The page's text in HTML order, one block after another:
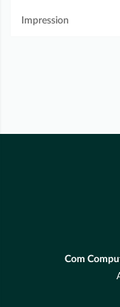
Impression
Com